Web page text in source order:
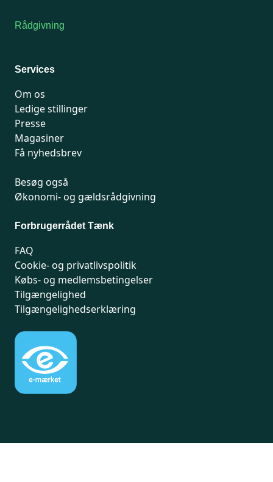
Rådgivning
Services
Om os
Ledige stillinger
Presse
Magasiner
Få nyhedsbrev
Besøg også
Økonomi- og gældsrådgivning
Forbrugerrådet Tænk
FAQ
Cookie- og privatlivspolitik
Købs- og medlemsbetingelser
Tilgængelighed
Tilgængelighedserklæring